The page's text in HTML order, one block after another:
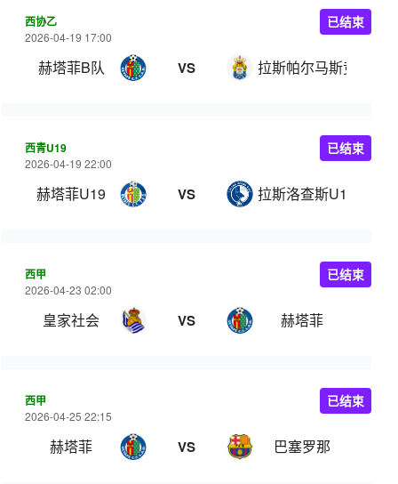
西协乙
2026-04-19 17:00
赫塔菲B队 VS 拉斯帕尔马斯竞技
已结束
西青U19
2026-04-19 22:00
赫塔菲U19 VS 拉斯洛查斯U19
已结束
西甲
2026-04-23 02:00
皇家社会 VS 赫塔菲
已结束
西甲
2026-04-25 22:15
赫塔菲 VS 巴塞罗那
已结束